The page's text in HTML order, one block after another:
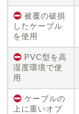
被覆の破損
したケーブル
を使用
PVC型を高
湿度環境で使
用
ケーブルの
上に重いオブ